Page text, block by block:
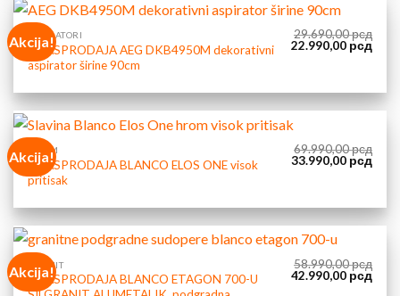
Akcija!ASPIRATORI
– RASPRODAJA AEG DKB4950M dekorativni
aspirator širine 90cm
29.690,00рсд
Originalna
29.690,00 рсд.
22.990,00 рсд
cena
Akcija!
HROM
– RASPRODAJA BLANCO ELOS ONE visok
pritisak
69.990,00рсд
Originalna
69.990,00 рсд.
33.990,00 рсд
cena
Akcija!
GRANIT
– RASPRODAJA BLANCO ETAGON 700-U
58.990,00рсд
Originalna
42.990,00 рсд
cena